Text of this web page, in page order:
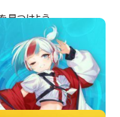
見つけよう
す